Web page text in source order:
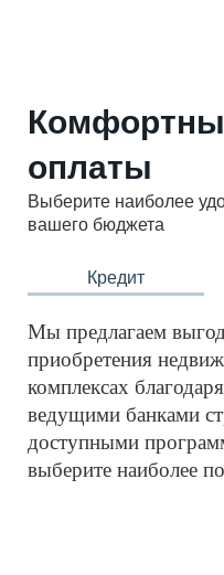
оплаты
Выберите наиболее
вашего бюджета
Кредит
Мы предлагаем
приобретения
комплексах
ведущими банками
доступными
выберите наиболее